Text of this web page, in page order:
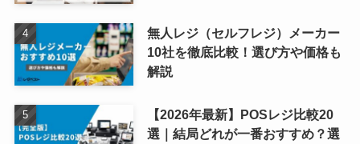
無人レジ（セルフレジ）メーカー
10社を徹底比較！選び方や価格も
解説
【2026年最新】POSレジ比較20
選｜結局どれが一番おすすめ？選